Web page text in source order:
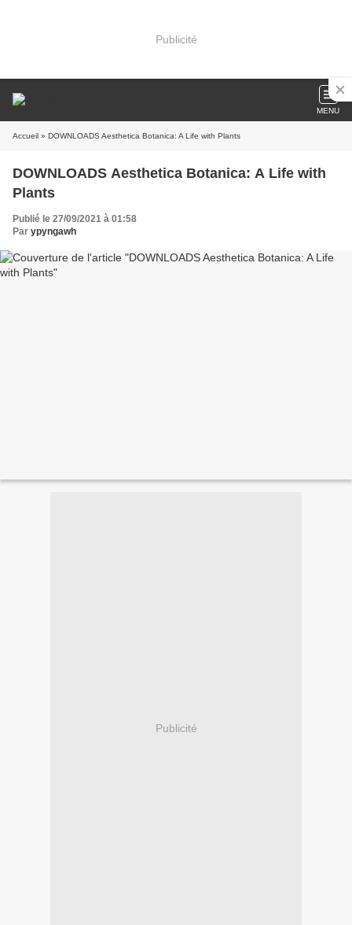
Publicité
MENU
Accueil » DOWNLOADS Aesthetica Botanica: A Life with Plants
DOWNLOADS Aesthetica Botanica: A Life with
Plants
Publié le 27/09/2021 à 01:58
Par ypyngawh
Publicité